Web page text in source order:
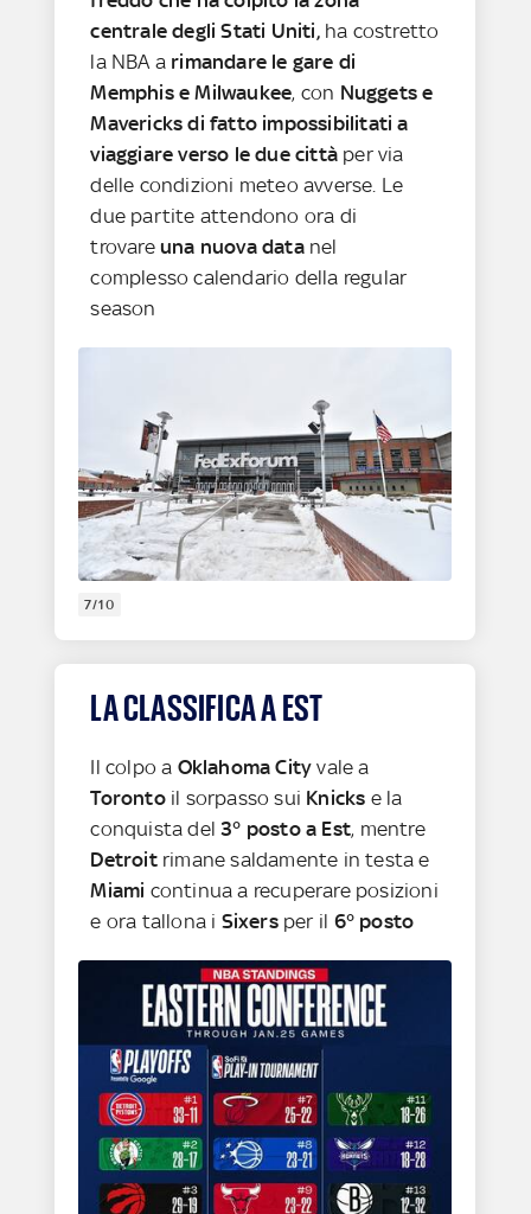
centrale degli Stati Uniti, ha costretto
la NBA a rimandare le gare di
Memphis e Milwaukee, con Nuggets e
Mavericks di fatto impossibilitati a
viaggiare verso le due città per via
delle condizioni meteo avverse. Le
due partite attendono ora di
trovareuna nuova data nel
complesso calendario della regular
season
7/10
LA CLASSIFICA A EST
Il colpo a Oklahoma City vale a
Torontoil sorpasso sui Knicks e la
conquista del3° posto a Est, mentre
Detroit rimane saldamente in testa e
Miami continua a recuperare posizioni
e ora tallona i Sixersper il 6° posto